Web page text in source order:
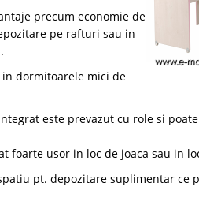
precum economie de
pe rafturi sau in
dormitoarele mici de
este prevazut cu role si
foarte usor in loc de joaca sau in
pt. depozitare suplimentar ce